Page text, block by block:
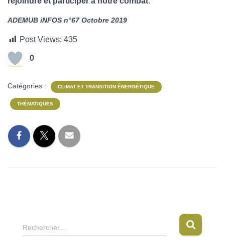
ADEMUB iNFOS n°67 Octobre 2019
Post Views: 435
0
Catégories : CLIMAT ET TRANSITION ÉNERGÉTIQUE
THÉMATIQUES
R
e
Rechercher…